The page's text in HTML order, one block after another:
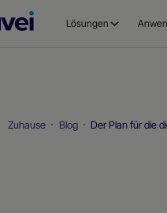
NuveiLösungen
Zuhause Blog Der Plan für die